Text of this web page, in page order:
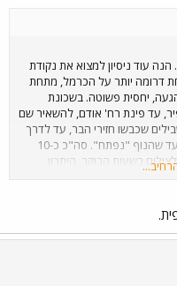
עוד ניסיון למצוא את נקודת
דרומה יותר על הכרמל, מתחת
יחסית פשוטה. בשכונת
עד פינת רח' אודם, להשאיר שם
שכבשו חזירי הבר, עד לדרך
עפר המובילה מערבה, עליה יש ללכת עד שהנוף "נפתח". סה"כ כ-10
בשעות הבוקר. היתרון
הצפונית יותר, הנמצאת
כך גם ניתן לשמוע די בבירור
מתצפתים צפונה. מזג האויר לא
תאורה משתנים ללא הרף, זה
קצת יותר מדי למצלמה הצנועה שלי. בתמונה רכבת 6142, נתב"ג-נהריה,